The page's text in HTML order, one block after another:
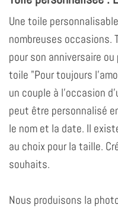
Une toile
nombreuses occasions.
pour son anniversaire
toile "Pour toujours
un couple à l'occasion
peut être personnalisé
le nom et la date. Il
au choix pour la taille.
souhaits.
Nous produisons la